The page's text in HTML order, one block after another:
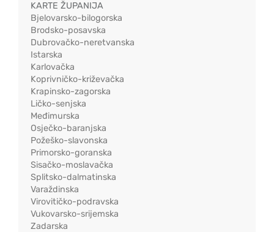
KARTE ŽUPANIJA
Bjelovarsko-bilogorska
Brodsko-posavska
Dubrovačko-neretvanska
Istarska
Karlovačka
Koprivničko-križevačka
Krapinsko-zagorska
Ličko-senjska
Međimurska
Osječko-baranjska
Požeško-slavonska
Primorsko-goranska
Sisačko-moslavačka
Splitsko-dalmatinska
Varaždinska
Virovitičko-podravska
Vukovarsko-srijemska
Zadarska